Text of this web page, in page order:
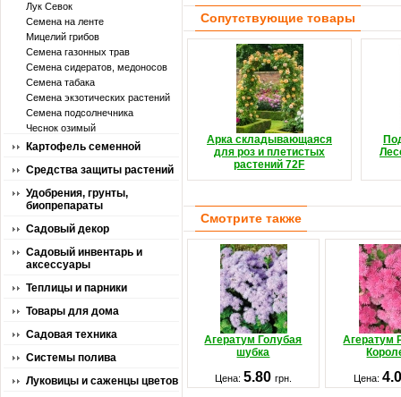
Лук Севок
Семена на ленте
Мицелий грибов
Семена газонных трав
Семена сидератов, медоносов
Семена табака
Семена экзотических растений
Семена подсолнечника
Чеснок озимый
Картофель семенной
Средства защиты растений
Удобрения, грунты,
биопрепараты
Садовый декор
Садовый инвентарь и
аксессуары
Теплицы и парники
Товары для дома
Садовая техника
Системы полива
Луковицы и саженцы цветов
Сопутствующие товары
Арка складывающаяся
для роз и плетистых
растений 72F
Смотрите также
Агератум Голубая
шубка
Агератум
Цена: 5.80 грн. Цена: